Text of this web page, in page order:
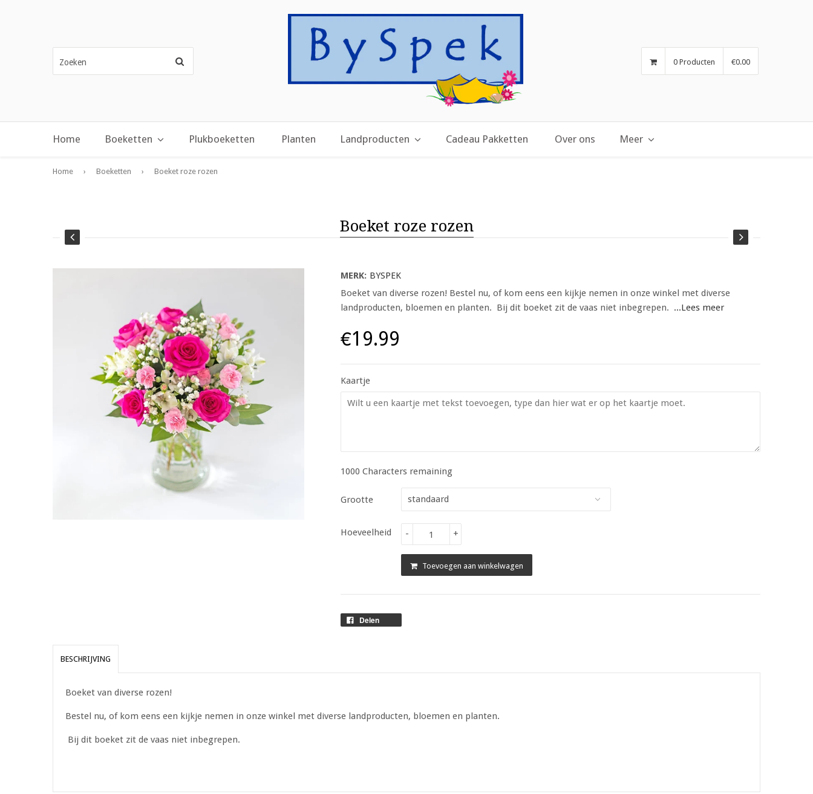
0 Producten €0.00
Home Boeketten Plukboeketten Planten Landproducten Cadeau Pakketten Over ons Meer
Home › Boeketten › Boeket roze rozen
Boeket roze rozen
MERK: BYSPEK
Boeket van diverse rozen! Bestel nu, of kom eens een kijkje nemen in onze winkel met diverse
landproducten, bloemen en planten. Bij dit boeket zit de vaas niet inbegrepen. ...Lees meer
€19.99
Kaartje
1000 Characters remaining
Grootte
Hoeveelheid +
-
Toevoegen aan winkelwagen
Delen
BESCHRIJVING
Boeket van diverse rozen!
Bestel nu, of kom eens een kijkje nemen in onze winkel met diverse landproducten, bloemen en planten.
Bij dit boeket zit de vaas niet inbegrepen.